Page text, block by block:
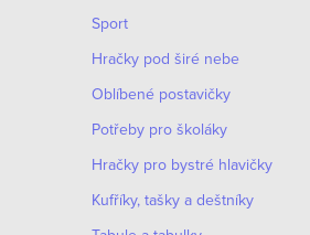
Sport
Hračky pod širé nebe
Oblíbené postavičky
Potřeby pro školáky
Hračky pro bystré hlavičky
Kufříky, tašky a deštníky